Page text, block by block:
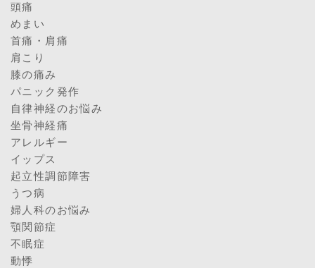
頭痛
めまい
首痛・肩痛
肩こり
膝の痛み
パニック発作
自律神経のお悩み
坐骨神経痛
アレルギー
イップス
起立性調節障害
うつ病
婦人科のお悩み
顎関節症
不眠症
動悸